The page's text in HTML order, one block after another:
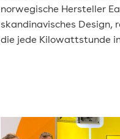
norwegische Hersteller
skandinavisches Design,
die jede Kilowattstunde